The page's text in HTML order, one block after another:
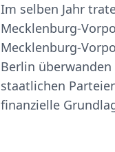
Im selben Jahr
Mecklenburg-
Mecklenburg-
Berlin
staatlichen
finanzielle